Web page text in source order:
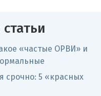
«частые ОРВИ» и
срочно: 5 «красных